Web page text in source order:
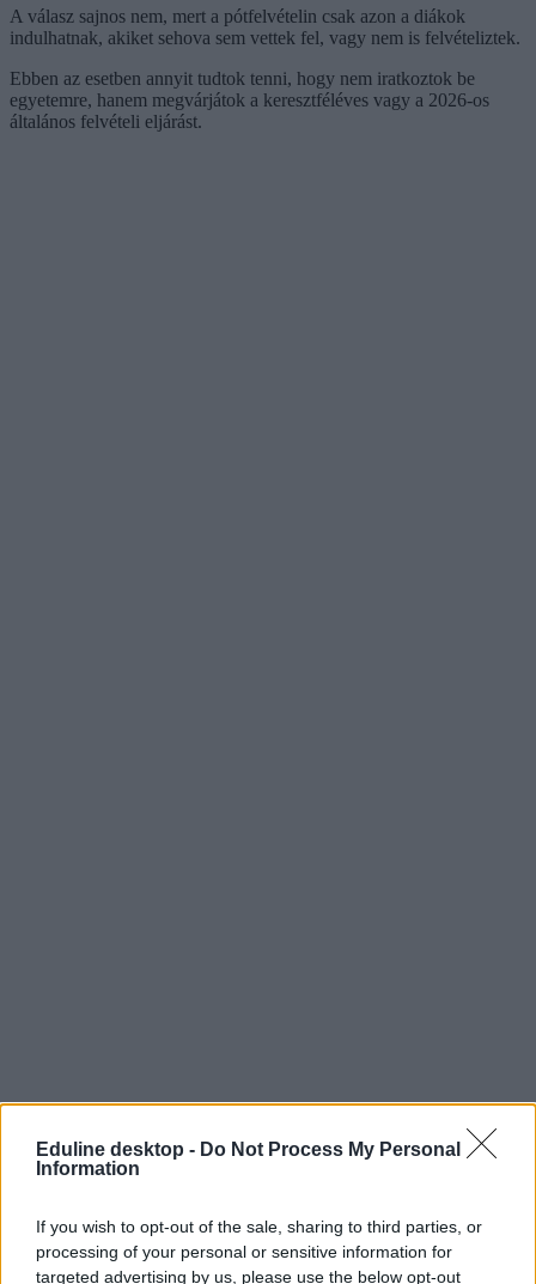
Eduline desktop - Do Not Process My Personal
Information
If you wish to opt-out of the sale, sharing to third parties, or
processing of your personal or sensitive information for
targeted advertising by us, please use the below opt-out
A válasz sajnos nem, mert a pótfelvételin csak azon a diákok
indulhatnak, akiket sehova sem vettek fel, vagy nem is felvételiztek.
Ebben az esetben annyit tudtok tenni, hogy nem iratkoztok be
egyetemre, hanem megvárjátok a keresztféléves vagy a 2026-os
általános felvételi eljárást.